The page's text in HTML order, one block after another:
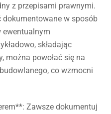
z przepisami prawnymi.
dokumentowane w sposób
ewentualnym
składając
można powołać się na
co wzmocni
Zawsze dokumentuj